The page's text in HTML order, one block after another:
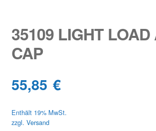
SALE
Classic Parts
35109 LIGHT LOAD
CAP
55,85 €
Enthält 19% MwSt.
zzgl. Versand